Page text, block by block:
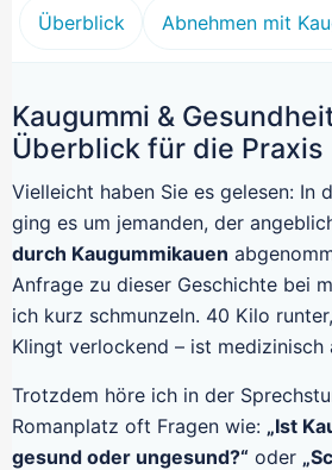
Überblick Abnehmen mit
Kaugummi &
Überblick für die Praxis
Vielleicht haben Sie es gelesen: In
ging es um jemanden, der
durch Kaugummikauen abgenommen
Anfrage zu dieser Geschichte bei
ich kurz schmunzeln. 40 Kilo runter, nur durch Kauen?
Klingt verlockend – ist medizinisch
Trotzdem höre ich in der
Romanplatz oft Fragen wie: „Ist
gesund oder ungesund?“ oder